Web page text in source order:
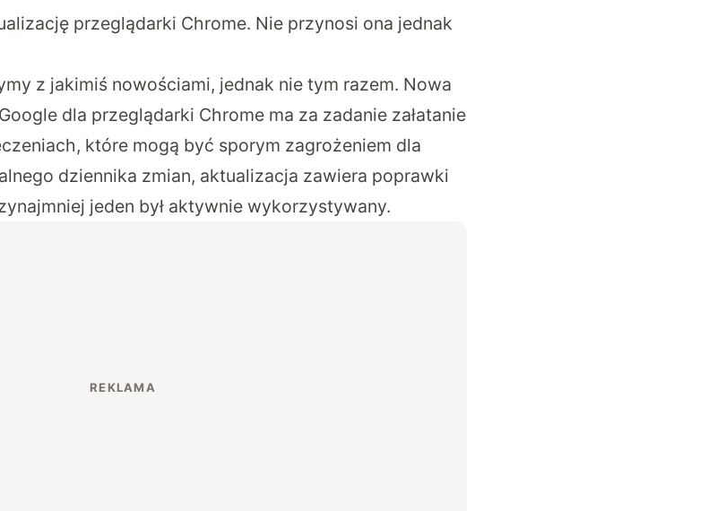
przeglądarki Chrome. Nie przynosi ona jednak
z jakimiś nowościami, jednak nie tym razem. Nowa
dla przeglądarki Chrome ma za zadanie załatanie
które mogą być sporym zagrożeniem dla
dziennika zmian, aktualizacja zawiera poprawki
jeden był aktywnie wykorzystywany.